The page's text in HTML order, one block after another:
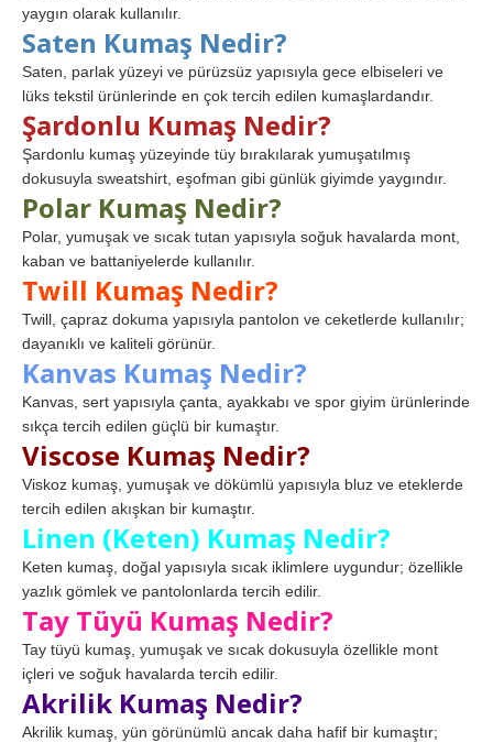
yaygın olarak kullanılır.
Saten Kumaş Nedir?
Saten, parlak yüzeyi ve pürüzsüz yapısıyla gece elbiseleri ve
lüks tekstil ürünlerinde en çok tercih edilen kumaşlardandır.
Şardonlu Kumaş Nedir?
Şardonlu kumaş yüzeyinde tüy bırakılarak yumuşatılmış
dokusuyla sweatshirt, eşofman gibi günlük giyimde yaygındır.
Polar Kumaş Nedir?
Polar, yumuşak ve sıcak tutan yapısıyla soğuk havalarda mont,
kaban ve battaniyelerde kullanılır.
Twill Kumaş Nedir?
Twill, çapraz dokuma yapısıyla pantolon ve ceketlerde kullanılır;
dayanıklı ve kaliteli görünür.
Kanvas Kumaş Nedir?
Kanvas, sert yapısıyla çanta, ayakkabı ve spor giyim ürünlerinde
sıkça tercih edilen güçlü bir kumaştır.
Viscose Kumaş Nedir?
Viskoz kumaş, yumuşak ve dökümlü yapısıyla bluz ve eteklerde
tercih edilen akışkan bir kumaştır.
Linen (Keten) Kumaş Nedir?
Keten kumaş, doğal yapısıyla sıcak iklimlere uygundur; özellikle
yazlık gömlek ve pantolonlarda tercih edilir.
Tay Tüyü Kumaş Nedir?
Tay tüyü kumaş, yumuşak ve sıcak dokusuyla özellikle mont
içleri ve soğuk havalarda tercih edilir.
Akrilik Kumaş Nedir?
Akrilik kumaş, yün görünümlü ancak daha hafif bir kumaştır;